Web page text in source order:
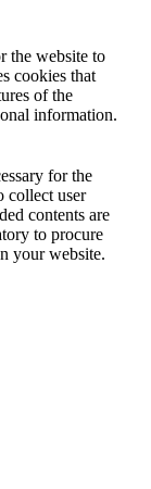
the website to
cookies that
of the
information.
for the
collect user
contents are
to procure
your website.